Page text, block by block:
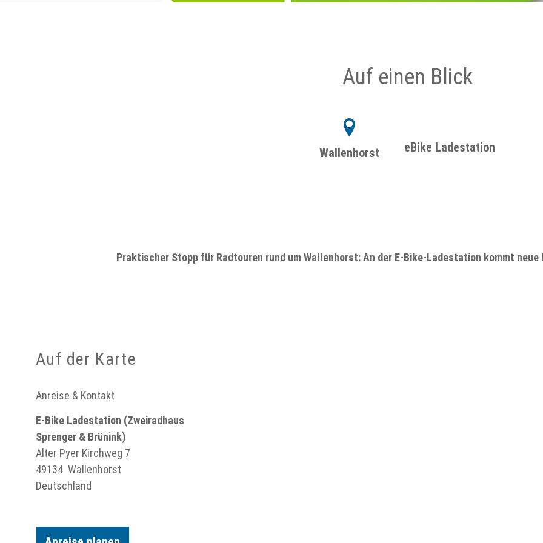
Auf einen Blick
Wallenhorst eBike Ladestation
Praktischer Stopp für Radtouren rund um Wallenhorst: An der E-Bike-Ladestation kommt neue
Auf der Karte
Anreise & Kontakt
E-Bike Ladestation (Zweiradhaus
Sprenger & Brünink)
Alter Pyer Kirchweg 7
49134 Wallenhorst
Deutschland